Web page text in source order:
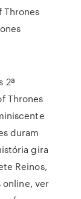
Thrones
2ª
Thrones
duram
gira
Reinos,
online, ver